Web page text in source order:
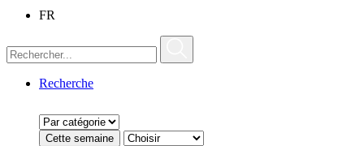
FR
Recherche
Cette semaine